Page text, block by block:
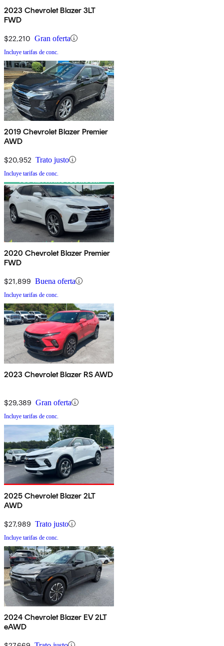
2023 Chevrolet Blazer 3LT
FWD
$22,210 Gran oferta
Incluye tarifas de conc.
2019 Chevrolet Blazer Premier
AWD
$20,952 Trato justo
Incluye tarifas de conc.
2020 Chevrolet Blazer Premier
FWD
$21,899 Buena oferta
Incluye tarifas de conc.
2023 Chevrolet Blazer RS AWD
$29,389 Gran oferta
Incluye tarifas de conc.
2025 Chevrolet Blazer 2LT
AWD
$27,989 Trato justo
Incluye tarifas de conc.
2024 Chevrolet Blazer EV 2LT
eAWD